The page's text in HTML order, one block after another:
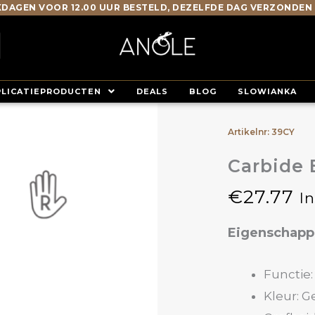
VOOR 12.00 UUR BESTELD, DEZELFDE DAG VERZONDEN
DEALS BLOG SLOWIANKA
Artikelnr: 39CY
Carbide
€27.77
Kleur: